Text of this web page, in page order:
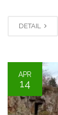
DETAIL
APR
14